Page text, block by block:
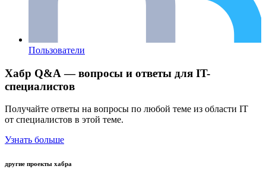
Пользователи
Хабр Q&A — вопросы и ответы для IT-
специалистов
Получайте ответы на вопросы по любой теме из области IT
от специалистов в этой теме.
Узнать больше
другие проекты хабра